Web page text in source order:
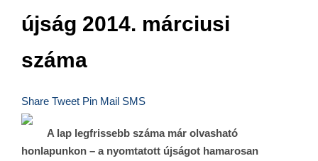
újság 2014. márciusi
száma
Share Tweet Pin Mail SMS
A lap legfrissebb száma már olvasható
honlapunkon – a nyomtatott újságot hamarosan